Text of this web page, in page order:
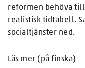
reformen behöva
realistisk tidtabell.
socialtjänster ned.
Läs mer (på finska)